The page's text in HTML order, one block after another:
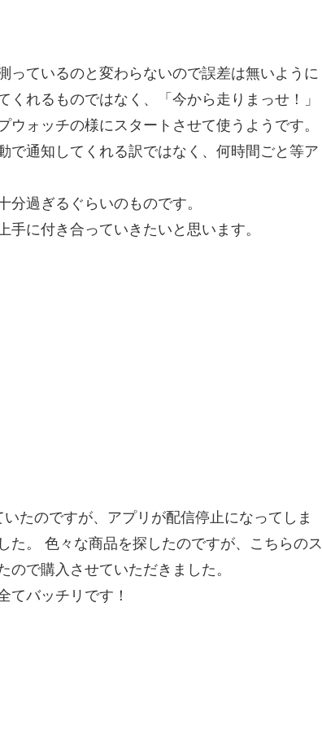
っているのと変わらないので誤差は無いように
れるものではなく、「今から走りまっせ！」
ォッチの様にスタートさせて使うようです。
で通知してくれる訳ではなく、何時間ごと等ア
過ぎるぐらいのものです。
に付き合っていきたいと思います。
たのですが、アプリが配信停止になってしま
た。 色々な商品を探したのですが、こちらのス
で購入させていただきました。
てバッチリです！